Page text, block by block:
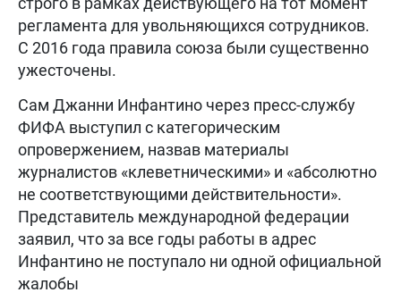
регламента для увольняющихся сотрудников.
С 2016 года правила союза были существенно
ужесточены.
Сам Джанни Инфантино через пресс-службу
ФИФА выступил с категорическим
опровержением, назвав материалы
журналистов «клеветническими» и «абсолютно
не соответствующими действительности».
Представитель международной федерации
заявил, что за все годы работы в адрес
Инфантино не поступало ни одной официальной
жалобы